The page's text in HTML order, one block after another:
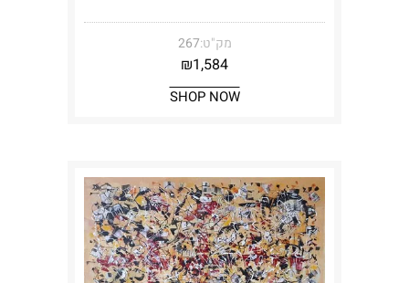
מק"ט:267
₪1,584
SHOP NOW